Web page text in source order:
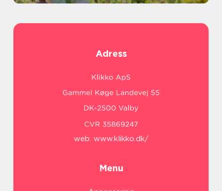
Adress
web: www.klikko.dk/
Menu